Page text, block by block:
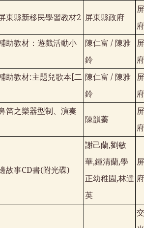
東縣新移民學習教材2 屏東縣政府
府
助教材：遊戲活動小
陳仁富 /陳雅
鈴
府
助教材:主題兒歌本[二 陳仁富 /陳雅
鈴
府
笛之樂器型制、演奏
陳韻蓁
府
故事CD書(附光碟)
謝己蘭,劉敏
華,鍾清蘭,學
正幼稚園,林達
英
府